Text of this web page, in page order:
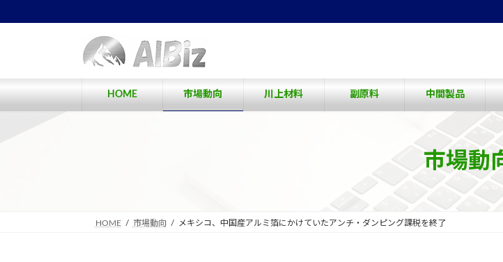
ン
ス
ビ
ン
HOME 市場動向 川上材料 副原料 中間製品
市場動
HOME 市場動向 メキシコ、中国産アルミ箔にかけていたアンチ・ダンピング課税を終了